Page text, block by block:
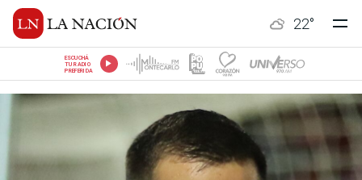
22°
ESCUCHÁ
TU RADIO
PREFERIDA